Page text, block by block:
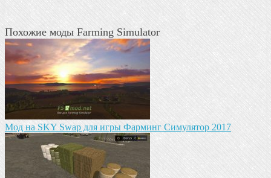
Похожие моды Farming Simulator
Мод на SKY Swap для игры Фарминг Симулятор 2017